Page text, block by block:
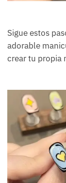
Sigue estos
adorable
crear tu propia